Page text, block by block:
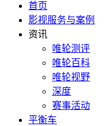
首页
影视服务与案例
资讯
唯轮测评
唯轮百科
唯轮视野
深度
赛事活动
平衡车